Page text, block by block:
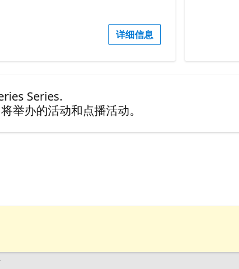
详细信息
Series.
举办的活动和点播活动。